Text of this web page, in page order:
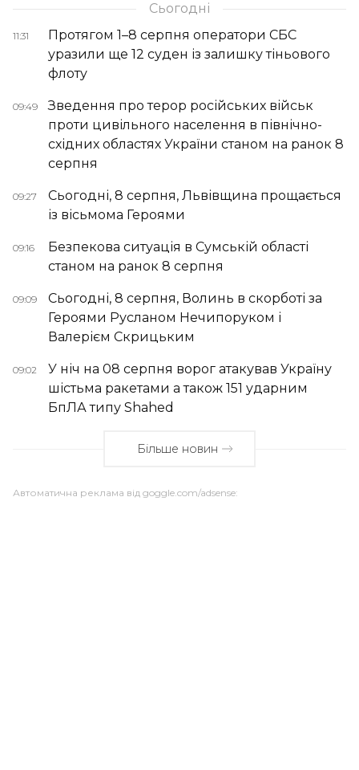
Сьогодні
11:31
Протягом 1–8 серпня оператори СБС
уразили ще 12 суден із залишку тіньового
флоту
09:49
Зведення про терор російських військ
проти цивільного населення в північно-
східних областях України станом на ранок 8
серпня
09:27
Сьогодні, 8 серпня, Львівщина прощається
із вісьмома Героями
09:16
Безпекова ситуація в Сумській області
станом на ранок 8 серпня
09:09
Сьогодні, 8 серпня, Волинь в скорботі за
Героями Русланом Нечипоруком і
Валерієм Скрицьким
09:02
У ніч на 08 серпня ворог атакував Україну
шістьма ракетами а також 151 ударним
БпЛА типу Shahed
Більше новин
Автоматична реклама від goggle.com/adsense: